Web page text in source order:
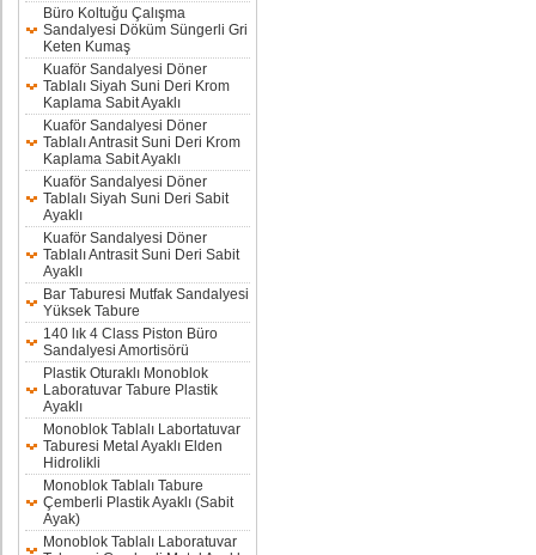
Büro Koltuğu Çalışma
Sandalyesi Döküm Süngerli Gri
Keten Kumaş
Kuaför Sandalyesi Döner
Tablalı Siyah Suni Deri Krom
Kaplama Sabit Ayaklı
Kuaför Sandalyesi Döner
Tablalı Antrasit Suni Deri Krom
Kaplama Sabit Ayaklı
Kuaför Sandalyesi Döner
Tablalı Siyah Suni Deri Sabit
Ayaklı
Kuaför Sandalyesi Döner
Tablalı Antrasit Suni Deri Sabit
Ayaklı
Bar Taburesi Mutfak Sandalyesi
Yüksek Tabure
140 lık 4 Class Piston Büro
Sandalyesi Amortisörü
Plastik Oturaklı Monoblok
Laboratuvar Tabure Plastik
Ayaklı
Monoblok Tablalı Labortatuvar
Taburesi Metal Ayaklı Elden
Hidrolikli
Monoblok Tablalı Tabure
Çemberli Plastik Ayaklı (Sabit
Ayak)
Monoblok Tablalı Laboratuvar